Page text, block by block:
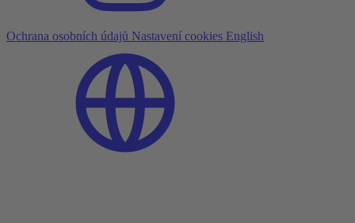
Ochrana osobních údajů Nastavení cookies English